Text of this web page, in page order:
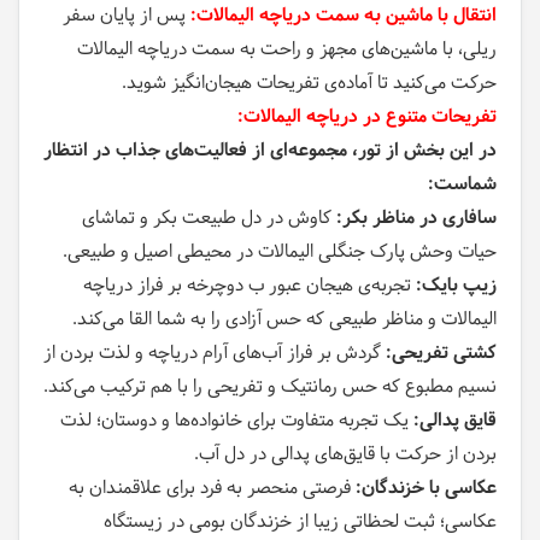
انتقال با ماشین به سمت دریاچه الیمالات: پس از پایان سفر
ریلی، با ماشین‌های مجهز و راحت به سمت دریاچه الیمالات
حرکت می‌کنید تا آماده‌ی تفریحات هیجان‌انگیز شوید.
تفریحات متنوع در دریاچه الیمالات:
در این بخش از تور، مجموعه‌ای از فعالیت‌های جذاب در انتظار
شماست:
سافاری در مناظر بکر: کاوش در دل طبیعت بکر و تماشای
حیات وحش پارک جنگلی الیمالات در محیطی اصیل و طبیعی.
زیپ بایک: تجربه‌ی هیجان عبور ب دوچرخه بر فراز دریاچه
الیمالات و مناظر طبیعی که حس آزادی را به شما القا می‌کند.
کشتی تفریحی: گردش بر فراز آب‌های آرام دریاچه و لذت بردن از
نسیم مطبوع که حس رمانتیک و تفریحی را با هم ترکیب می‌کند.
قایق پدالی: یک تجربه متفاوت برای خانواده‌ها و دوستان؛ لذت
بردن از حرکت با قایق‌های پدالی در دل آب.
عکاسی با خزندگان: فرصتی منحصر به فرد برای علاقمندان به
عکاسی؛ ثبت لحظاتی زیبا از خزندگان بومی در زیستگاه